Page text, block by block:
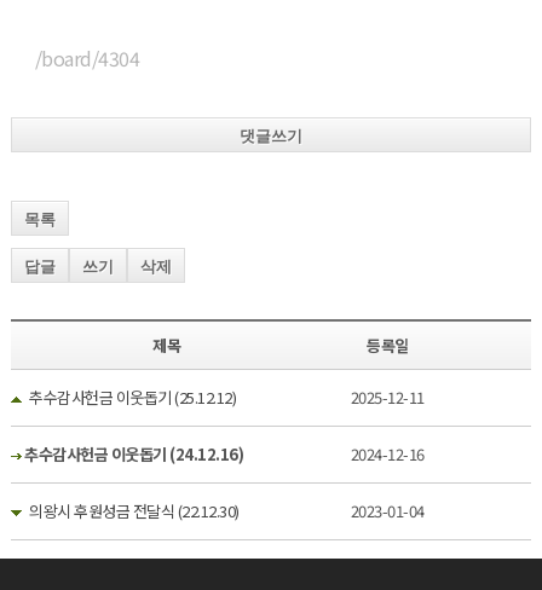
/board/4304
댓글쓰기
목록
답글 쓰기 삭제
제목 등록일
추수감사헌금 이웃돕기 (25.12.12) 2025-12-11
추수감사헌금 이웃돕기 (24.12.16) 2024-12-16
의왕시 후원성금 전달식 (22.12.30) 2023-01-04